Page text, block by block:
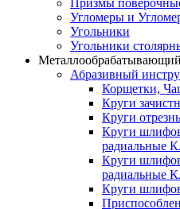
Призмы
Угломеры и
Угольники
Угольники
Абразивный
Корщетки,
Круги
Круги
Круги
радиальные
Круги
радиальные
Круги